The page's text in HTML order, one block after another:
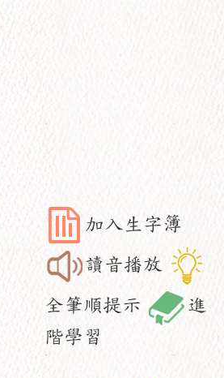
加入生字簿
讀音播放
全筆順提示
進
階學習